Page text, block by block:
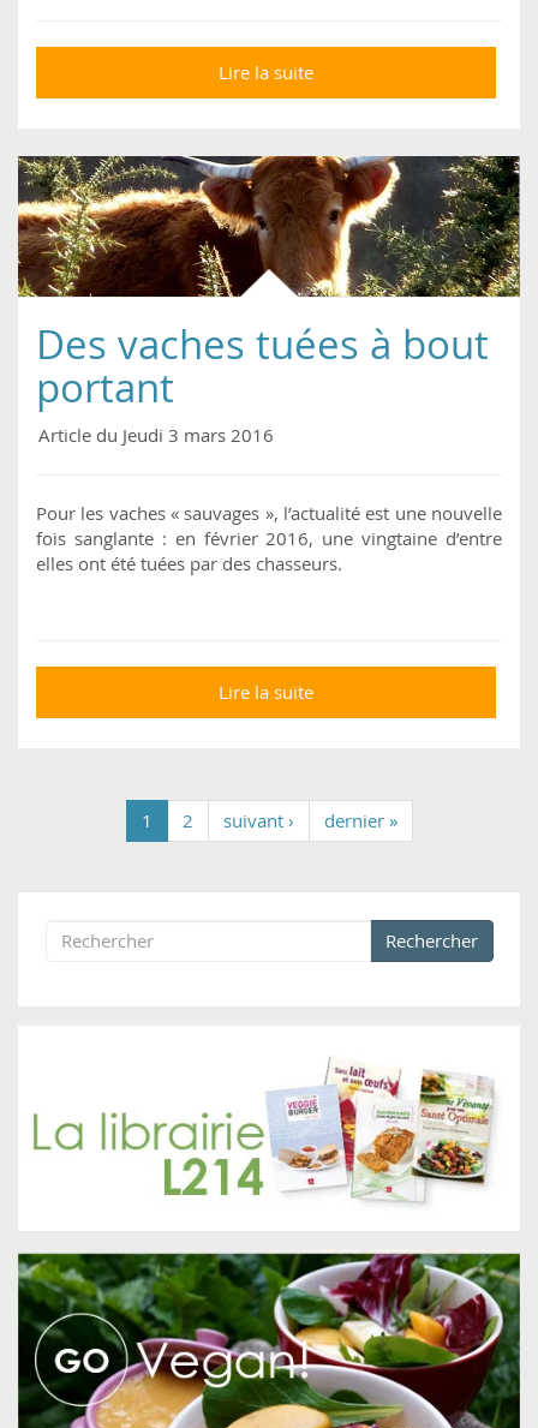
Lire la suite
l’abattoir. » Mais ses
Des vaches tuées à bout
portant
Article du Jeudi 3 mars 2016
Pour les vaches « sauvages », l’actualité est une nouvelle
fois sanglante : en février 2016, une vingtaine d’entre
elles ont été tuées par des chasseurs.
Lire la suite
bout portant
1 2 suivant › dernier »
Formulaire de recherche
Rechercher